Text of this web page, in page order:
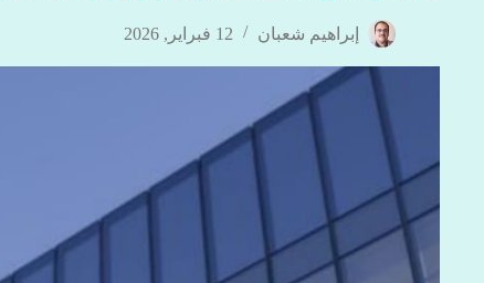
إبراهيم شعبان 12 فبراير, 2026